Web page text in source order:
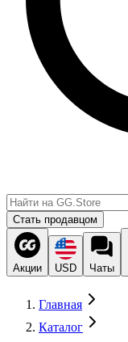
Стать продавцом
Акции USD Чаты
Главная
Каталог